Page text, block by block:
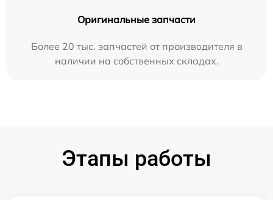
Оригинальные запчасти
Более 20 тыс. запчастей от производителя в
наличии на собственных складах.
Этапы работы